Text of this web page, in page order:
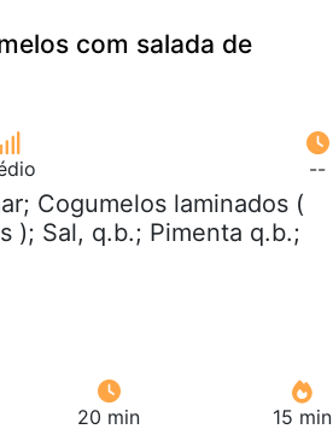
com salada de
--
Cogumelos laminados (
); Sal, q.b.; Pimenta q.b.;
20 min 15 min